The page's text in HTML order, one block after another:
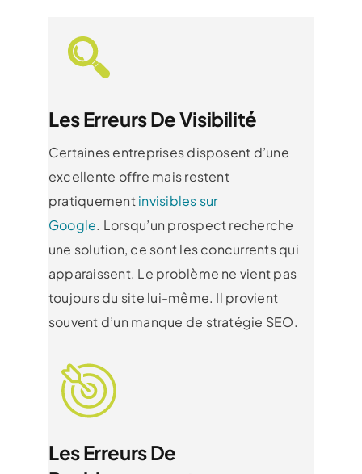
Les Erreurs De Visibilité
Certaines entreprises disposent d’une
excellente offre mais restent
pratiquementinvisibles sur
Google. Lorsqu’un prospect recherche
une solution, ce sont les concurrents qui
apparaissent. Le problème ne vient pas
toujours du site lui-même. Il provient
souvent d’un manque de stratégie SEO.
Les Erreurs De